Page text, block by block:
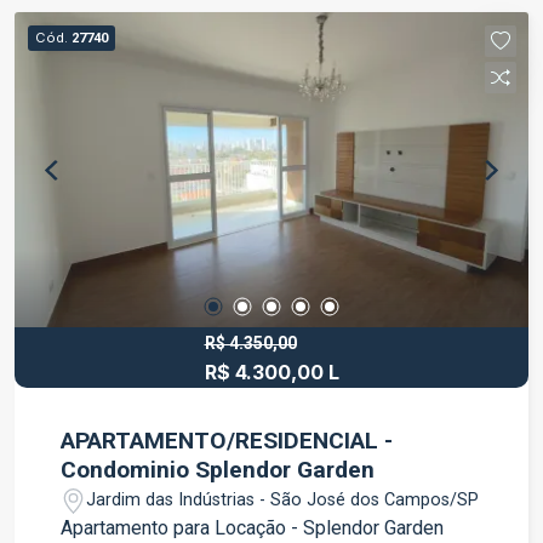
conta com comércios, escolas, supermercados,
serviços e diversas conveniências que garantem
praticidade no dia a dia. Ideal para projetos
residenciais, o terreno reúne localização
privilegiada, ótima metragem e excelente
potencial de valorização. Entre em contato para
mais informações e agende uma visita.
Cód. 27740
R$ 4.350,00
R$ 4.300,00 L
APARTAMENTO/RESIDENCIAL -
Condominio Splendor Garden
Jardim das Indústrias - São José dos Campos/SP
Apartamento para Locação - Splendor Garden